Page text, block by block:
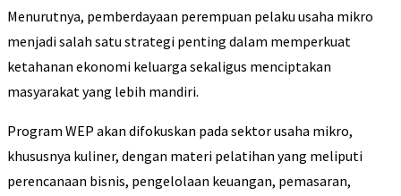
Menurutnya, pemberdayaan perempuan pelaku usaha mikro
menjadi salah satu strategi penting dalam memperkuat
ketahanan ekonomi keluarga sekaligus menciptakan
masyarakat yang lebih mandiri.
Program WEP akan difokuskan pada sektor usaha mikro,
khususnya kuliner, dengan materi pelatihan yang meliputi
perencanaan bisnis, pengelolaan keuangan, pemasaran,